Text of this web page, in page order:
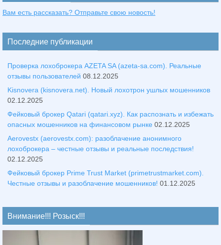
Вам есть рассказать? Отправьте свою новость!
Последние публикации
Проверка лохоброкера AZETA SA (azeta-sa.com). Реальные
отзывы пользователей 08.12.2025
Kisnovera (kisnovera.net). Новый лохотрон ушлых мошенников
02.12.2025
Фейковый брокер Qatari (qatari.xyz). Как распознать и избежать
опасных мошенников на финансовом рынке 02.12.2025
Aerovestx (aerovestx.com): разоблачение анонимного
лохоброкера – честные отзывы и реальные последствия!
02.12.2025
Фейковый брокер Prime Trust Market (primetrustmarket.com).
Честные отзывы и разоблачение мошенников! 01.12.2025
Внимание!!! Розыск!!!